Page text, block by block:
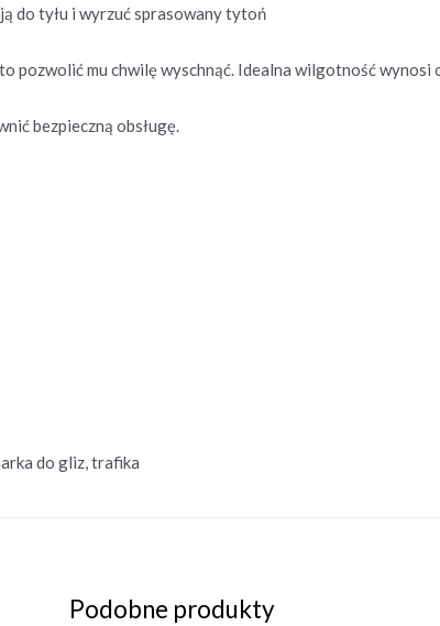
do tyłu i wyrzuć sprasowany tytoń
pozwolić mu chwilę wyschnąć. Idealna wilgotność wynosi
bezpieczną obsługę.
do gliz, trafika
Podobne produkty